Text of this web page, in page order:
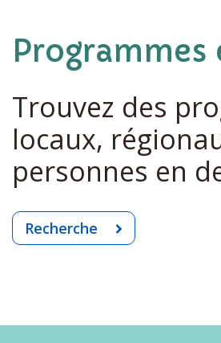
Programmes
Trouvez des
locaux,
personnes en
Recherche